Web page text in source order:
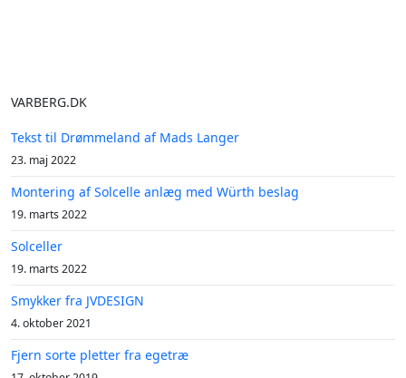
VARBERG.DK
Tekst til Drømmeland af Mads Langer
23. maj 2022
Montering af Solcelle anlæg med Würth beslag
19. marts 2022
Solceller
19. marts 2022
Smykker fra JVDESIGN
4. oktober 2021
Fjern sorte pletter fra egetræ